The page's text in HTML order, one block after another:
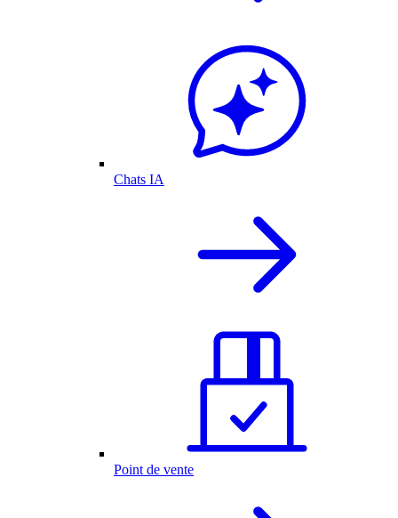
Chats IA
Point de vente